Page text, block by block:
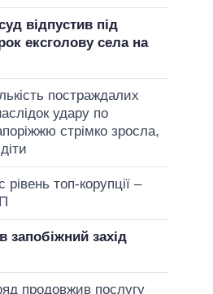
відпустив під
ексголову села на
постраждалих
удару по
стрімко зросла,
рівень топ-корупції –
запобіжний захід
продовжив послугу